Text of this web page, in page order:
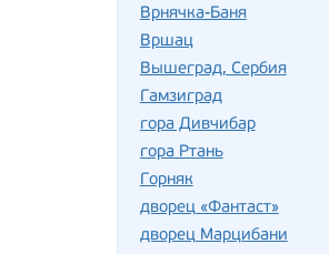
Врнячка-Баня
Вршац
Вышеград, Сербия
Гамзиград
гора Дивчибар
гора Ртань
Горняк
дворец «Фантаст»
дворец Марцибани